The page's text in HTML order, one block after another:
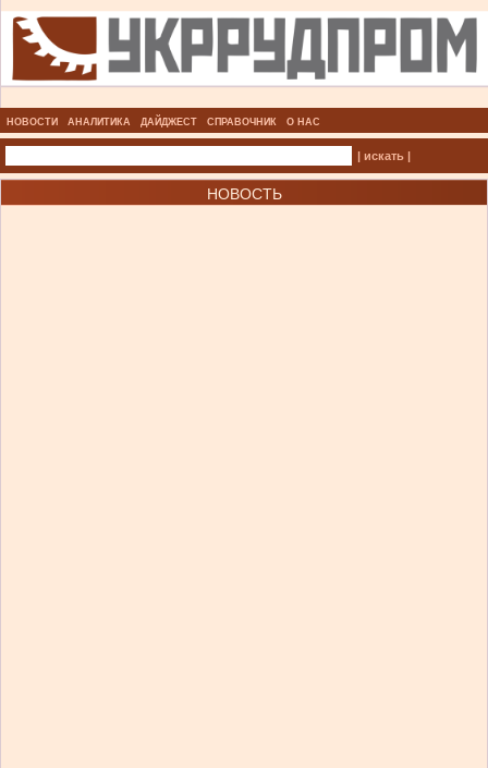
НОВОСТИ АНАЛИТИКА ДАЙДЖЕСТ СПРАВОЧНИК О НАС
| искать |
НОВОСТЬ